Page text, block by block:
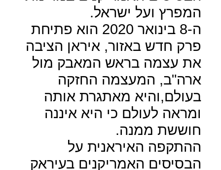
המפרץ ועל ישראל.
ה-8 בינואר 2020 הוא פתיחת
פרק חדש באזור, איראן הציבה
את עצמה בראש המאבק מול
ארה"ב, המעצמה החזקה
בעולם,והיא מאתגרת אותה
ומראה לעולם כי היא איננה
חוששת ממנה.
ההתקפה האיראנית על
הבסיסים האמריקנים בעיראק